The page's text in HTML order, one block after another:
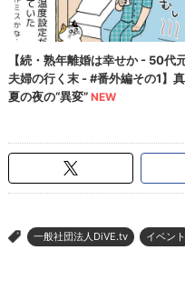
> 一般社団法人DiVE.tv イベント